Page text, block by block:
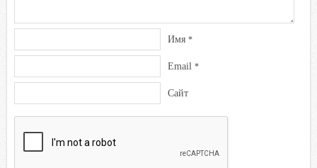
Имя *
Email *
Сайт